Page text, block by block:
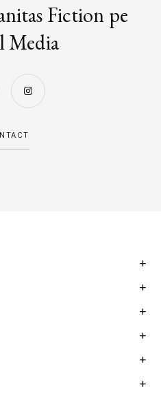
Fiction pe
Media